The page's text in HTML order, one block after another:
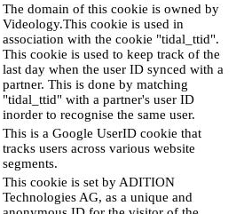
The domain of this cookie is owned by
Videology.This cookie is used in
association with the cookie "tidal_ttid".
This cookie is used to keep track of the
last day when the user ID synced with a
partner. This is done by matching
"tidal_ttid" with a partner's user ID
inorder to recognise the same user.
This is a Google UserID cookie that
tracks users across various website
segments.
This cookie is set by ADITION
Technologies AG, as a unique and